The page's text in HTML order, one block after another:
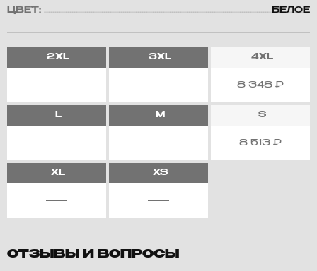
ЦВЕТ: БЕЛОЕ
2XL 3XL 4XL
8 348 ₽
L M S
8 513 ₽
XL XS
ОТЗЫВЫ И ВОПРОСЫ